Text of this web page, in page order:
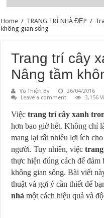
Home / TRANG TRÍ NHÀ ĐẸP /
không gian sống
Trang trí cây
Nâng tầm
Võ Thiện By 26/04/2016
Leave a comment
3,156
Việctrang trí cây xanh
hơn bao giờ hết. Không chỉ
mang lại rất nhiều lợi ích
người. Tuy nhiên, việc
thực hiện đúng cách để đảm
không gian sống. Bài viết
thuật và gợi ý cần thiết để
nhà một cách hiệu quả và